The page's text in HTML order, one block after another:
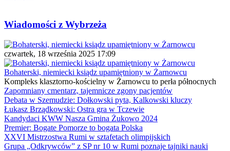
Wiadomości z Wybrzeża
czwartek, 18 września 2025 17:09
Bohaterski, niemiecki ksiądz upamiętniony w Żarnowcu
Kompleks klasztorno-kościelny w Żarnowcu to perła północnych
Zapomniany cmentarz, tajemnicze zgony pacjentów
Debata w Szemudzie: Dołkowski pyta, Kalkowski kluczy
Łukasz Brządkowski: Ostra gra w Tczewie
Kandydaci KWW Nasza Gmina Żukowo 2024
Premier: Bogate Pomorze to bogata Polska
XXVI Mistrzostwa Rumi w sztafetach olimpijskich
Grupa „Odkrywców” z SP nr 10 w Rumi poznaje tajniki nauki